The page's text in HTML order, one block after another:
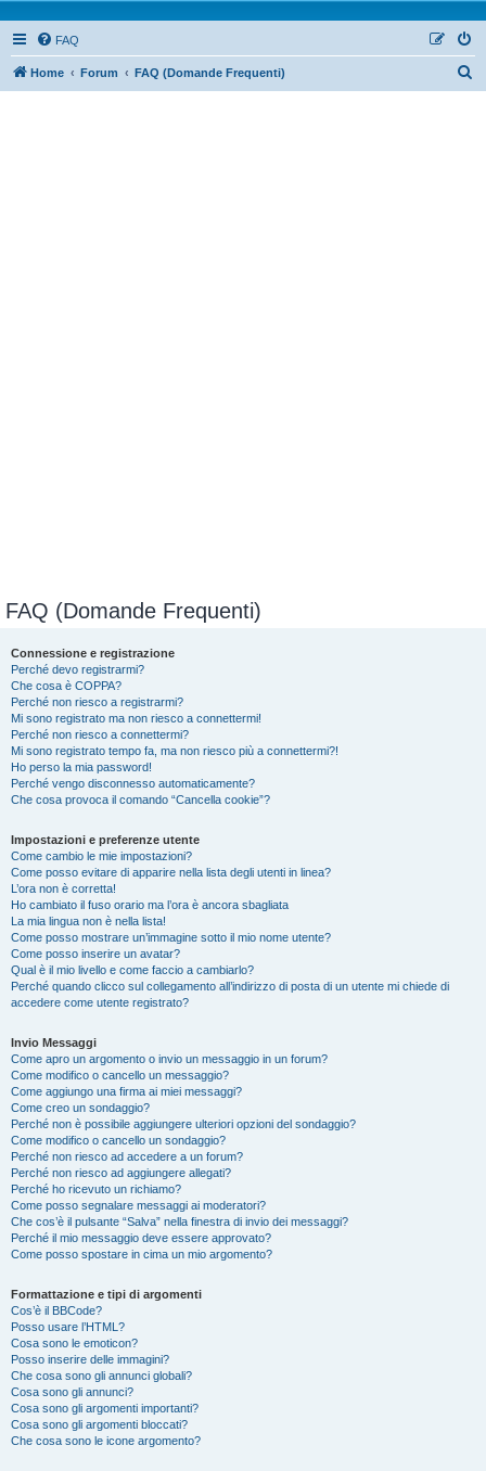
FAQ
Home Forum FAQ (Domande Frequenti)
FAQ (Domande Frequenti)
Connessione e registrazione
Perché devo registrarmi?
Che cosa è COPPA?
Perché non riesco a registrarmi?
Mi sono registrato ma non riesco a connettermi!
Perché non riesco a connettermi?
Mi sono registrato tempo fa, ma non riesco più a connettermi?!
Ho perso la mia password!
Perché vengo disconnesso automaticamente?
Che cosa provoca il comando “Cancella cookie”?
Impostazioni e preferenze utente
Come cambio le mie impostazioni?
Come posso evitare di apparire nella lista degli utenti in linea?
L’ora non è corretta!
Ho cambiato il fuso orario ma l’ora è ancora sbagliata
La mia lingua non è nella lista!
Come posso mostrare un’immagine sotto il mio nome utente?
Come posso inserire un avatar?
Qual è il mio livello e come faccio a cambiarlo?
Perché quando clicco sul collegamento all’indirizzo di posta di un utente mi chiede di
accedere come utente registrato?
Invio Messaggi
Come apro un argomento o invio un messaggio in un forum?
Come modifico o cancello un messaggio?
Come aggiungo una firma ai miei messaggi?
Come creo un sondaggio?
Perché non è possibile aggiungere ulteriori opzioni del sondaggio?
Come modifico o cancello un sondaggio?
Perché non riesco ad accedere a un forum?
Perché non riesco ad aggiungere allegati?
Perché ho ricevuto un richiamo?
Come posso segnalare messaggi ai moderatori?
Che cos’è il pulsante “Salva” nella finestra di invio dei messaggi?
Perché il mio messaggio deve essere approvato?
Come posso spostare in cima un mio argomento?
Formattazione e tipi di argomenti
Cos’è il BBCode?
Posso usare l’HTML?
Cosa sono le emoticon?
Posso inserire delle immagini?
Che cosa sono gli annunci globali?
Cosa sono gli annunci?
Cosa sono gli argomenti importanti?
Cosa sono gli argomenti bloccati?
Che cosa sono le icone argomento?